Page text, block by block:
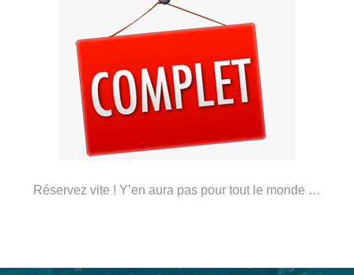
Réservez vite ! Y’en aura pas pour tout le monde …